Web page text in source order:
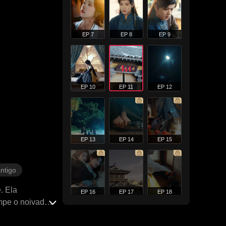
Ela
o noivado,
EP 7 EP 8 EP 9
EP 10 EP 11 EP 12
EP 13 EP 14 EP 15
EP 16 EP 17 EP 18